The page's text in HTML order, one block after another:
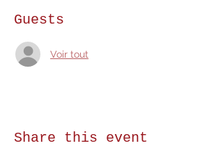
Guests
Voir tout
Share this event